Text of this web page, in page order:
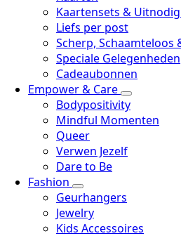
Kaartensets &
Liefs per post
Scherp, Schaamteloos
Speciale Gelegenheden
Cadeaubonnen
Empower & Care
Bodypositivity
Mindful Momenten
Queer
Verwen Jezelf
Dare to Be
Fashion
Geurhangers
Jewelry
Kids Accessoires